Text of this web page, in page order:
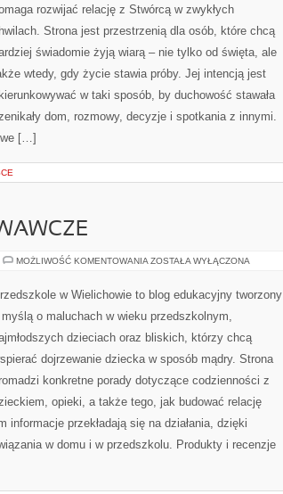
rozwijać relację z Stwórcą w zwykłych
Strona jest przestrzenią dla osób, które chcą
świadomie żyją wiarą – nie tylko od święta, ale
wtedy, gdy życie stawia próby. Jej intencją jest
w taki sposób, by duchowość stawała
dom, rozmowy, decyzje i spotkania z innymi.
[…]
MOŻLIWOŚĆ KOMENTOWANIA PROBLEMY
ZOSTAŁA WYŁĄCZONA
w Wielichowie to blog edukacyjny tworzony
o maluchach w wieku przedszkolnym,
dzieciach oraz bliskich, którzy chcą
dojrzewanie dziecka w sposób mądry. Strona
konkretne porady dotyczące codzienności z
opieki, a także tego, jak budować relację
przekładają się na działania, dzięki
w domu i w przedszkolu. Produkty i recenzje